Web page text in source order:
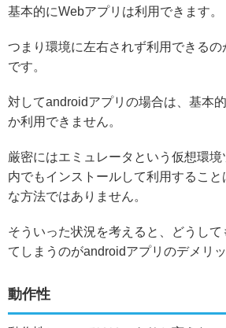
基本的にWebアプリは利用できます。
つまり環境に左右されず利用できる
です。
対してandroidアプリの場合は、基本
か利用できません。
厳密にはエミュレータという仮想環
内でもインストールして利用するこ
な方法ではありません。
そういった状況を考えると、どうし
てしまうのがandroidアプリのデメリッ
動作性